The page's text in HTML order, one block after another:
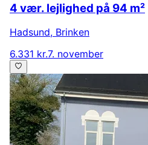
4 vær. lejlighed på 94 m²
Hadsund, Brinken
6.331 kr.7. november